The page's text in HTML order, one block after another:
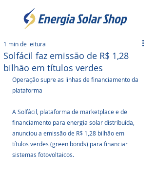
Solfácil faz emissão de R$ 1,28
bilhão em títulos verdes
1 min de leitura
Operação supre as linhas de financiamento da
plataforma
A Solfácil, plataforma de marketplace e de
financiamento para energia solar distribuída,
anunciou a emissão de R$ 1,28 bilhão em
títulos verdes (green bonds) para financiar
sistemas fotovoltaicos.